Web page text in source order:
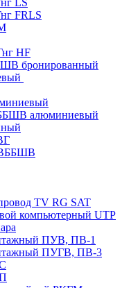
FRLS
HF
бронированный
алюминиевый
TV RG SAT
компьютерный UTP
ПУВ, ПВ-1
ПУГВ, ПВ-3